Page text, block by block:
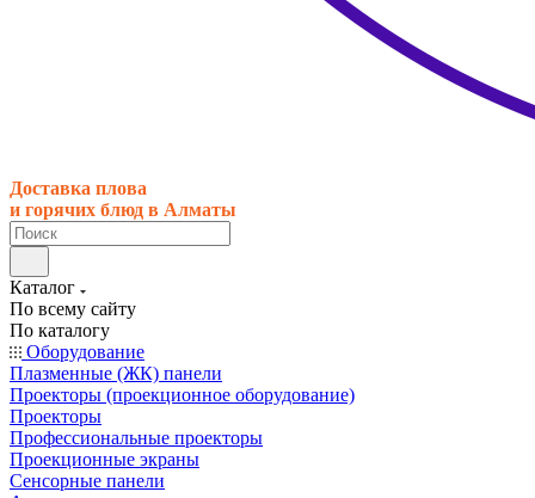
Доставка плова
и горячих блюд в Алматы
Каталог
По всему сайту
По каталогу
Оборудование
Плазменные (ЖК) панели
Проекторы (проекционное оборудование)
Проекторы
Профессиональные проекторы
Проекционные экраны
Сенсорные панели